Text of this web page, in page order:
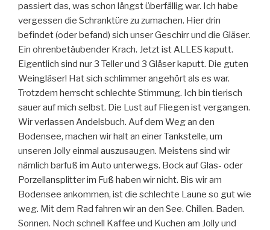
passiert das, was schon längst überfällig war. Ich habe
vergessen die Schranktüre zu zumachen. Hier drin
befindet (oder befand) sich unser Geschirr und die Gläser.
Ein ohrenbetäubender Krach. Jetzt ist ALLES kaputt.
Eigentlich sind nur 3 Teller und 3 Gläser kaputt. Die guten
Weingläser! Hat sich schlimmer angehört als es war.
Trotzdem herrscht schlechte Stimmung. Ich bin tierisch
sauer auf mich selbst. Die Lust auf Fliegen ist vergangen.
Wir verlassen Andelsbuch. Auf dem Weg an den
Bodensee, machen wir halt an einer Tankstelle, um
unseren Jolly einmal auszusaugen. Meistens sind wir
nämlich barfuß im Auto unterwegs. Bock auf Glas- oder
Porzellansplitter im Fuß haben wir nicht. Bis wir am
Bodensee ankommen, ist die schlechte Laune so gut wie
weg. Mit dem Rad fahren wir an den See. Chillen. Baden.
Sonnen. Noch schnell Kaffee und Kuchen am Jolly und